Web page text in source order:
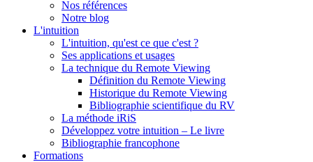
Nos références
Notre blog
L'intuition
L'intuition, qu'est ce que c'est ?
Ses applications et usages
La technique du Remote Viewing
Définition du Remote Viewing
Historique du Remote Viewing
Bibliographie scientifique du RV
La méthode iRiS
Développez votre intuition – Le livre
Bibliographie francophone
Formations